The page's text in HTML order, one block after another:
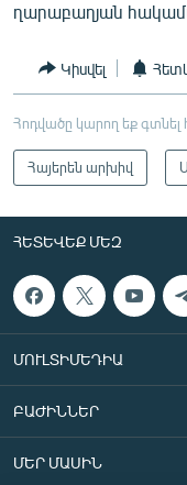
ղարաբաղյան
Կիսվել
Հոդվածը կարող եք գտնել
Հայերեն արխիվ
ՀԵՏԵՎԵՔ ՄԵԶ
ՄՈՒԼՏԻՄԵԴԻԱ
ԲԱԺԻՆՆԵՐ
ՄԵՐ ՄԱՍԻՆ